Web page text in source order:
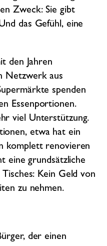
Zweck: Sie gibt
das Gefühl, eine
den Jahren
Netzwerk aus
spenden
Essenportionen.
viel Unterstützung.
etwa hat ein
komplett renovieren
eine grundsätzliche
Kein Geld von
zu nehmen.
der einen